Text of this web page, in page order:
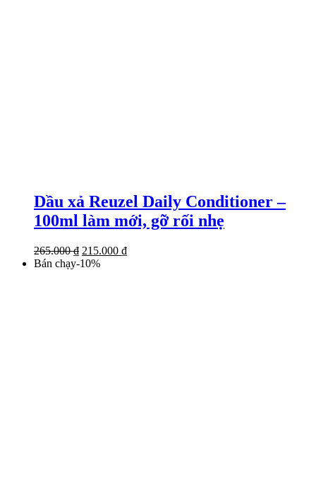
Dầu xả Reuzel Daily Conditioner –
100ml làm mới, gỡ rối nhẹ
265.000₫ Giá
gốc
215.000 ₫Giá
Bán chạy-10%